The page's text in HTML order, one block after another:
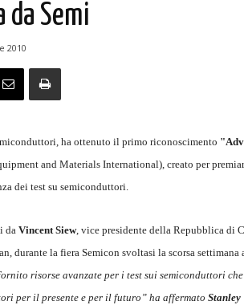
Semi
2010
ha ottenuto il primo riconoscimento
and Materials International), creato per
dei test su semiconduttori.
da Vincent Siew, vice presidente della Repubblica di
durante la fiera Semicon svoltasi la scorsa settimana
risorse avanzate per i test sui semiconduttori
per il presente e per il futuro” ha affermato Stanley